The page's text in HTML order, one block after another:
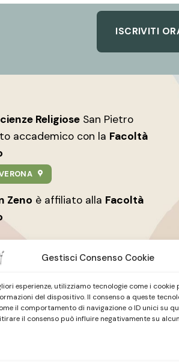
Gestisci Consenso Cookie
esperienze, utilizziamo tecnologie come i cookie
del dispositivo. Il consenso a queste
il comportamento di navigazione o ID unici su
il consenso può influire negativamente su
ISCRIVITI
Religiose San Pietro
accademico con la Facoltà
Zeno è affiliato alla Facoltà
Studio Teologico|